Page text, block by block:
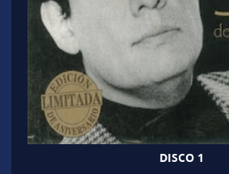
DISCO 1